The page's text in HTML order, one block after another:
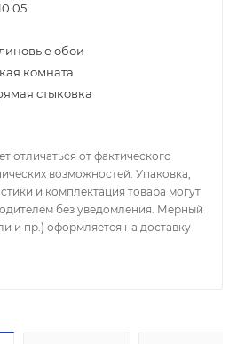
обои
комната
стыковка
отличаться от фактического
возможностей. Упаковка,
и комплектация товара могут
без уведомления. Мерный
и пр.) оформляется на доставку